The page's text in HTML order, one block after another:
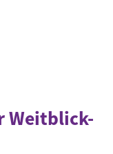
Weitblick-